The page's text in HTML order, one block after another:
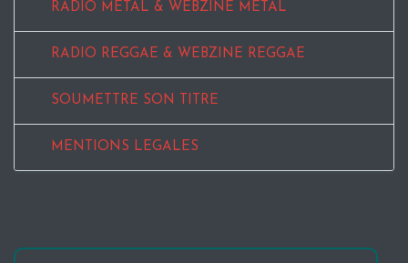
RADIO METAL & WEBZINE METAL
RADIO REGGAE & WEBZINE REGGAE
SOUMETTRE SON TITRE
MENTIONS LEGALES